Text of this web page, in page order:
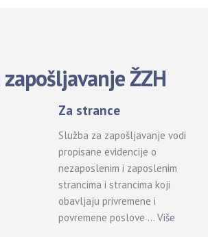
ŽZH
Za strance
Služba za zapošljavanje vodi
propisane evidencije o
nezaposlenim i zaposlenim
strancima i strancima koji
obavljaju privremene i
povremene poslove …Više